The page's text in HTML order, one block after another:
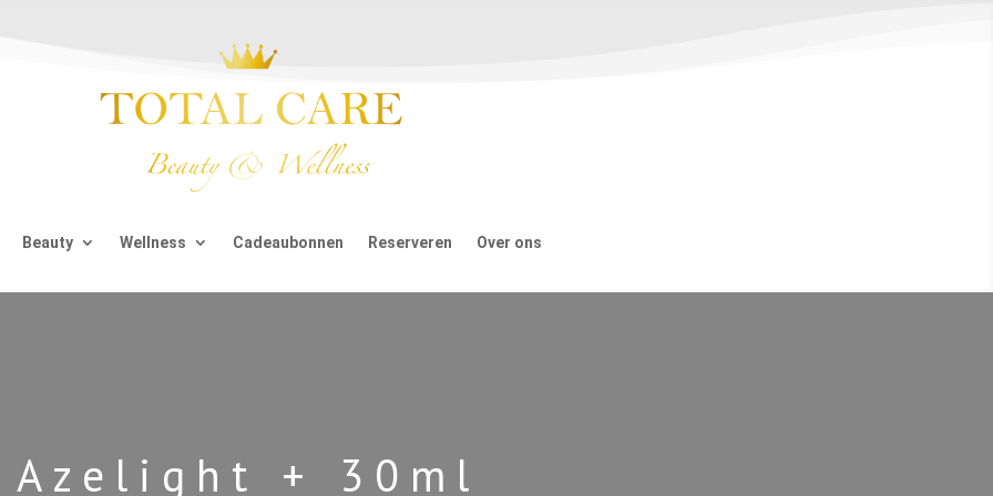
Beauty Wellness Cadeaubonnen Reserveren Over ons
Azelight + 30ml